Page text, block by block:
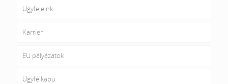
Ügyfeleink
Karrier
EU pályázatok
Ügyfélkapu